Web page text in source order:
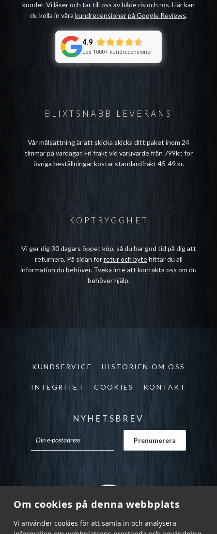
Om cookies på denna webbplats
Vi använder cookies för att samla in och analysera
BLIXTSNABB LEVERANS
Vår målsättning är att skicka skicka ditt paket inom 24
timmar på vardagar. Fri frakt vid varuvärde från 799kr, för
övriga beställningar kostar standardfrakt 45-49 kr.
kunder. Vi läser och tar till oss av både ris och ros. Här kan
du kolla in våra kundrecensioner på Google Reviews.
4.9
Läs 1000+ kundrecensioner
KÖPTRYGGHET
Vi ger dig 30 dagars öppet köp, så du har god tid på dig att
returnera. På sidan förretur och bytehittar du all
information du behöver. Tveka inte att kontakta oss om du
behöver hjälp.
KUNDSERVICE HISTORIEN OM OSS
INTEGRITET COOKIES KONTAKT
NYHETSBREV